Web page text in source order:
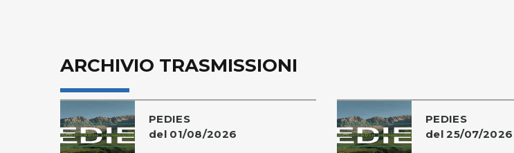
ARCHIVIO TRASMISSIONI
PEDIES
del 01/08/2026
PEDIES
del 25/07/2026